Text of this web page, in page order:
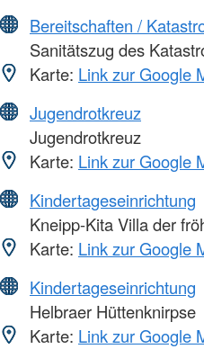
Bereitschaften /
Sanitätszug des
Karte: Link zur Google
Jugendrotkreuz
Jugendrotkreuz
Karte: Link zur Google
Kindertageseinrichtung
Kneipp-Kita Villa der
Karte: Link zur Google
Kindertageseinrichtung
Helbraer Hüttenknirpse
Karte: Link zur Google